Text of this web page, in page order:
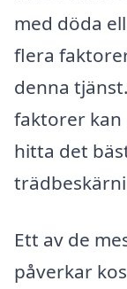
med döda
flera
denna
faktorer kan
hitta det
Ett av de
påverkar